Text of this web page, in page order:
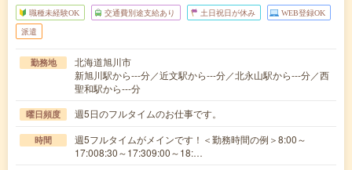
職種未経験OK 交通費別途支給あり 土日祝日が休み WEB登録OK
派遣
勤務地
北海道旭川市
新旭川駅から---分／近文駅から---分／北永山駅から---分／西
聖和駅から---分
曜日頻度 週5日のフルタイムのお仕事です。
時間
週5フルタイムがメインです！＜勤務時間の例＞8:00～
17:008:30～17:309:00～18:…